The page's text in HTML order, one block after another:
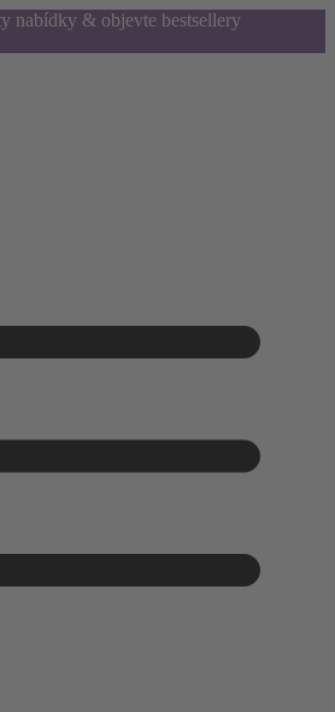
nabídky & objevte bestsellery